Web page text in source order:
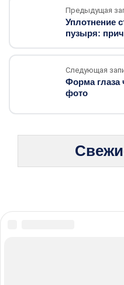
Предыдущая
Уплотнение
пузыря:
Следующая
Форма глаза
фото